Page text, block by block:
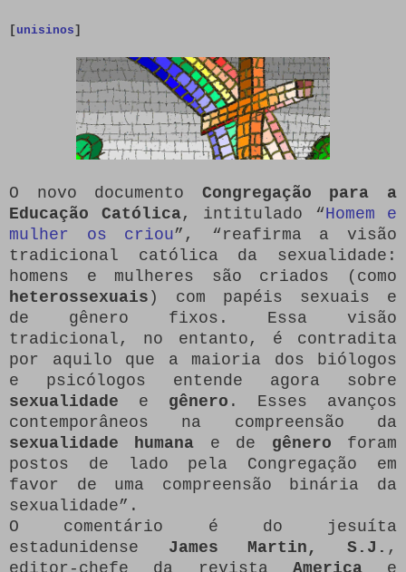
[ unisinos ]
O novo documento Congregação para a
Educação Católica, intitulado “Homem e
mulher os criou”, “reafirma a visão
tradicional católica da sexualidade:
homens e mulheres são criados (como
heterossexuais ) com papéis sexuais e
de gênero fixos. Essa visão
tradicional, no entanto, é contradita
por aquilo que a maioria dos biólogos
e psicólogos entende agora sobre
sexualidade e gênero . Esses avanços
contemporâneos na compreensão da
sexualidade humana e de gênero foram
postos de lado pela Congregação em
favor de uma compreensão binária da
sexualidade”.
O comentário é do jesuíta
estadunidense James Martin, S.J. ,
editor-chefe da revista Americae